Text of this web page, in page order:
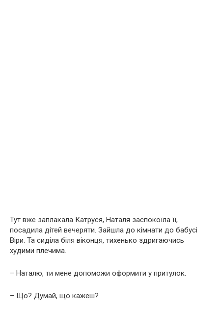
Тут вже заплакала Катруся, Наталя заспокоїла її,
посадила дітей вечеряти. Зайшла до кімнати до бабусі
Віри. Та сиділа біля віконця, тихенько здригаючись
худими плечима.
– Наталю, ти мене допоможи оформити у притулок.
– Що? Думай, що кажеш?